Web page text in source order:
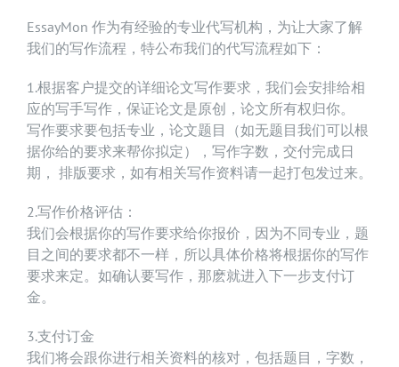
EssayMon 作为有经验的专业代写机构，为让大家了解
我们的写作流程，特公布我们的代写流程如下：
1.根据客户提交的详细论文写作要求，我们会安排给相
应的写手写作，保证论文是原创，论文所有权归你。
写作要求要包括专业，论文题目（如无题目我们可以根
据你给的要求来帮你拟定），写作字数，交付完成日
期， 排版要求，如有相关写作资料请一起打包发过来。
2.写作价格评估：
我们会根据你的写作要求给你报价，因为不同专业，题
目之间的要求都不一样，所以具体价格将根据你的写作
要求来定。如确认要写作，那麽就进入下一步支付订
金。
3.支付订金
我们将会跟你进行相关资料的核对，包括题目，字数，